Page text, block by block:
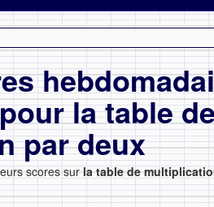
la table
par deux
scores surla table de